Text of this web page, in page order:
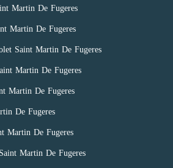
Martin De Fugeres
Martin De Fugeres
Saint Martin De Fugeres
Martin De Fugeres
Martin De Fugeres
De Fugeres
Martin De Fugeres
Martin De Fugeres